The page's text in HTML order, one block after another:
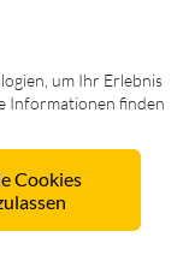
um Ihr Erlebnis
Informationen finden
Cookies